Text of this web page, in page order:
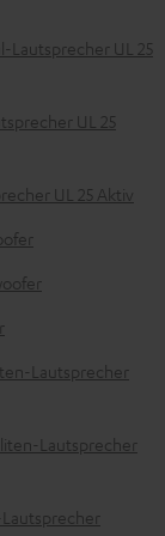
Lautsprecher UL 25
UL 25
UL 25 Aktiv
Lautsprecher
Lautsprecher
Lautsprecher